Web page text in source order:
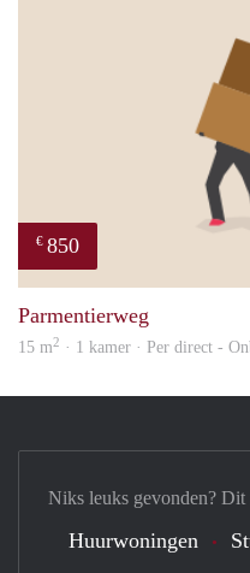
€ 850
Parmentierweg
15 m2 · 1 kamer · Per direct -
Niks leuks gevonden? Dit
Huurwoningen